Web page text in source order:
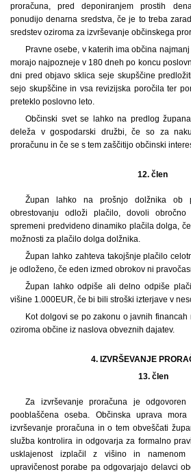
proračuna, pred deponiranjem prostih
ponudijo denarna sredstva, če je to treba
sredstev oziroma za izvrševanje občinskega
Pravne osebe, v katerih ima občina
morajo najpozneje v 180 dneh po koncu
dni pred objavo sklica seje skupščine
sejo skupščine in vsa revizijska poročila ter
preteklo poslovno leto.
Občinski svet se lahko na predlog
deleža v gospodarski družbi, če so za
proračunu in če se s tem zaščitijo občinski
12. člen
Župan lahko na prošnjo dolžnika ob
obrestovanju odloži plačilo, dovoli
spremeni predvideno dinamiko plačila dolga,
možnosti za plačilo dolga dolžnika.
Župan lahko zahteva takojšnje plačilo
je odloženo, če eden izmed obrokov ni
Župan lahko odpiše ali delno odpiše
višine 1.000EUR, če bi bili stroški izterjave v
Kot dolgovi se po zakonu o javnih
oziroma občine iz naslova obveznih dajatev.
4. IZVRŠEVANJE
13. člen
Za izvrševanje proračuna je
pooblaščena oseba. Občinska uprava
izvrševanje proračuna in o tem obveščati
služba kontrolira in odgovarja za formalno
usklajenost izplačil z višino in
upravičenost porabe pa odgovarjajo delavci